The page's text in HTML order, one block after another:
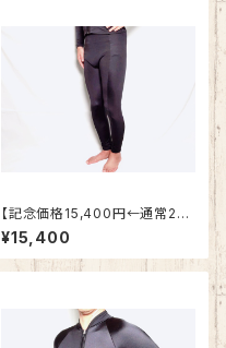
【記念価格15,400円←通常21,
600円】メンズ用 保温水着ボ
トムス S,Mサイズ
¥15,400